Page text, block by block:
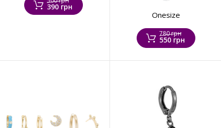
390 грн
Onesize
780 грн
550 грн